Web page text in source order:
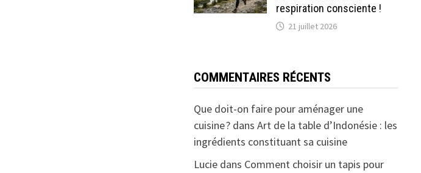
respiration consciente !
21 juillet 2026
COMMENTAIRES RÉCENTS
Que doit-on faire pour aménager une
cuisine ?dans Art de la table d’Indonésie : les
ingrédients constituant sa cuisine
Luciedans Comment choisir un tapis pour